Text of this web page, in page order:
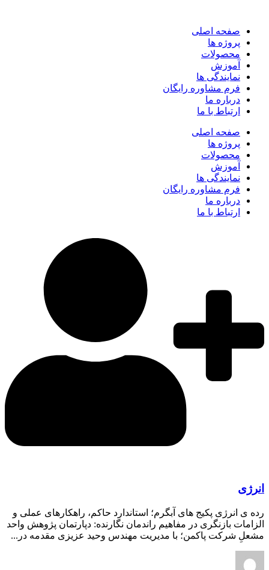
صفحه اصلی
پروژه ها
محصولات
آموزش
نمایندگی ها
فرم مشاوره رایگان
درباره ما
ارتباط با ما
صفحه اصلی
پروژه ها
محصولات
آموزش
نمایندگی ها
فرم مشاوره رایگان
درباره ما
ارتباط با ما
انرژی
رده ی انرژی پکیج های آبگرم؛ استاندارد حاکم، راهکارهای عملی و
الزامات بازنگری در مفاهیم راندمان نگارنده: دپارتمان پژوهش واحد
مشعلِ شرکت پاکمن؛ با مدیریت مهندس وحید عزیزی مقدمه در...